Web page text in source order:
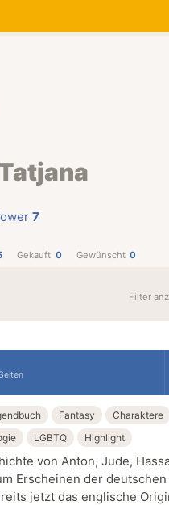
7
Gekauft 0 Gewünscht 0
Filter
Fantasy
Charaktere
LGBTQ Highlight
von Anton, Jude,
Erscheinen der deutschen
jetzt das englische